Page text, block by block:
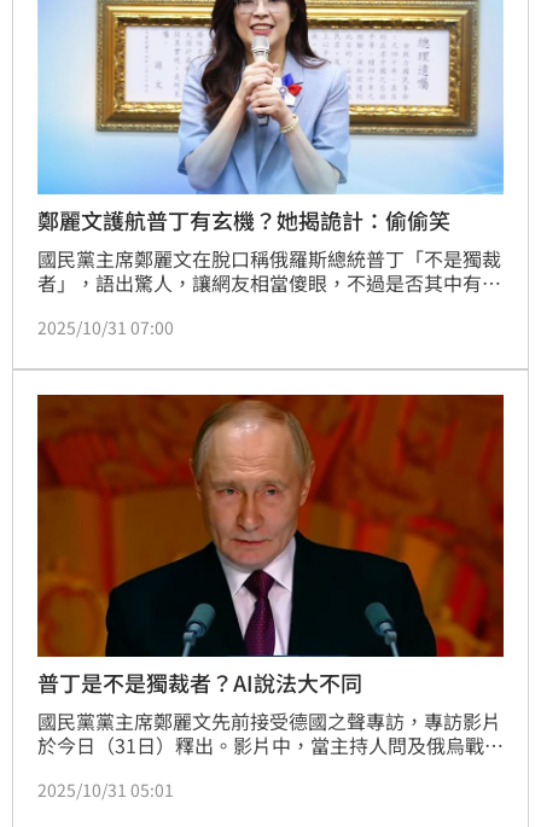
鄭麗文護航普丁有玄機？她揭詭計：偷偷笑
國民黨主席鄭麗文在脫口稱俄羅斯總統普丁「不是獨裁
者」，語出驚人，讓網友相當傻眼，不過是否其中有關
是「故意的」，強調她目的就是要向中共和習近平釋
鄭麗文喜得私下連連偷笑！
2025/10/31 07:00
普丁是不是獨裁者？AI說法大不同
國民黨黨主席鄭麗文先前接受德國之聲專訪，專訪影片
於今日（31日）釋出。影片中，當主持人問及俄烏戰爭
來的領袖。」並強調「他（普丁）是一個透過民主選票
2025/10/31 05:01